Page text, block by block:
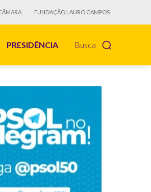
FUNDAÇÃO LAURO CAMPOS
Busca
PRESIDÊNCIA